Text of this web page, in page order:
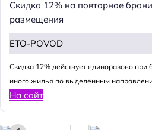
Скидка 12% на повторное
размещения
ETO-POVOD
Cкидка 12% действует единоразово при
иного жилья по выделенным
На сайт